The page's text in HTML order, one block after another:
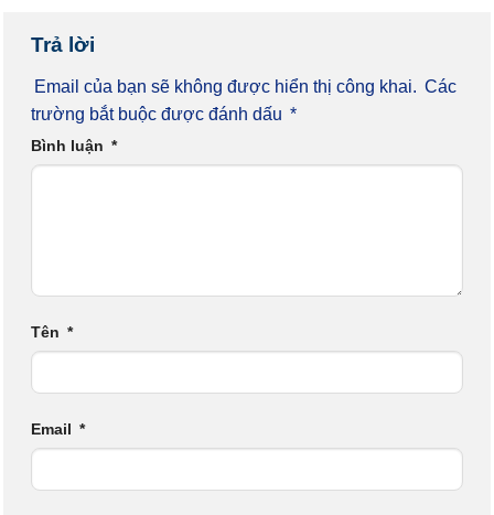
Trả lời
Email của bạn sẽ không được hiển thị công khai. Các
trường bắt buộc được đánh dấu *
Bình luận *
Tên *
Email *